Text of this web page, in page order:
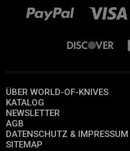
ÜBER WORLD-OF-KNIVES
KATALOG
NEWSLETTER
AGB
DATENSCHUTZ & IMPRESSUM
SITEMAP